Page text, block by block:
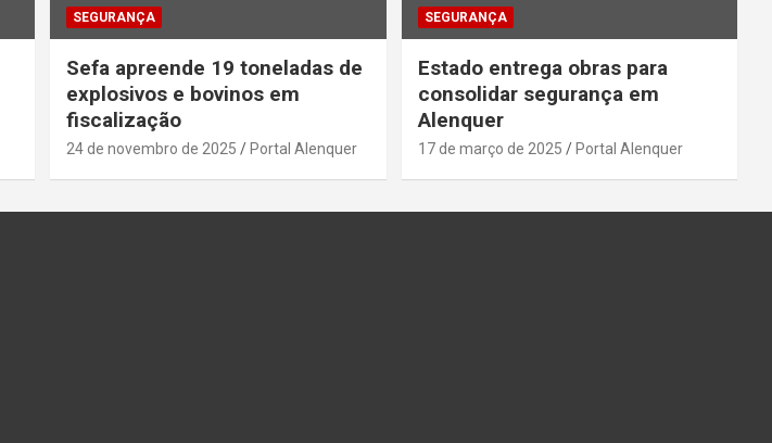
SEGURANÇA
Sefa apreende 19 toneladas de
explosivos e bovinos em
fiscalização
24 de novembro de 2025 Portal Alenquer
SEGURANÇA
Estado entrega obras para
consolidar segurança em
Alenquer
17 de março de 2025 Portal Alenquer